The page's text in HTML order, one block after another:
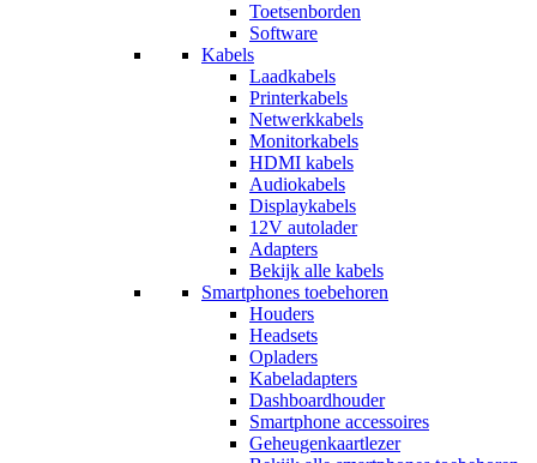
Toetsenborden
Software
Kabels
Laadkabels
Printerkabels
Netwerkkabels
Monitorkabels
HDMI kabels
Audiokabels
Displaykabels
12V autolader
Adapters
Bekijk alle kabels
Smartphones toebehoren
Houders
Headsets
Opladers
Kabeladapters
Dashboardhouder
Smartphone accessoires
Geheugenkaartlezer